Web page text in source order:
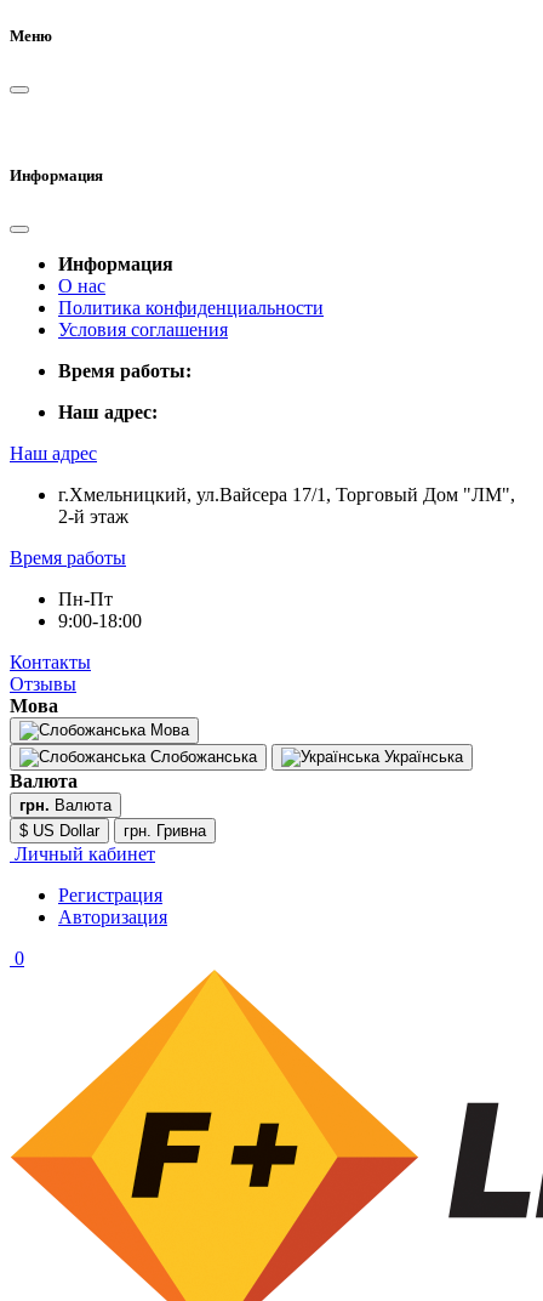
Меню
Информация
Информация
О нас
Политика конфиденциальности
Условия соглашения
Время работы:
Наш адрес:
Наш адрес
г.Хмельницкий, ул.Вайсера 17/1, Торговый Дом "ЛМ",
2-й этаж
Время работы
Пн-Пт
9:00-18:00
Контакты
Отзывы
Мова
Мова
Слобожанська
Українська
Валюта
грн. Валюта
$ US Dollar
грн. Гривна
Личный кабинет
Регистрация
Авторизация
0